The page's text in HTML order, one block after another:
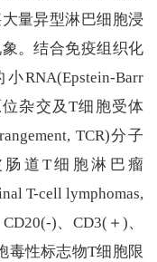
量异型淋巴细胞浸
。结合免疫组织化
RNA(Epstein-Barr
位杂交及T细胞受体
TCR)分子
道T细胞淋巴瘤
T-cell lymphomas,
)、CD3(＋)、
毒性标志物T细胞限